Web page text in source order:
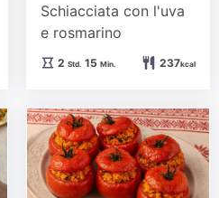
Schiacciata con l'uva
e rosmarino
2Stunden
Std. 15Minuten
Min. 237kcal